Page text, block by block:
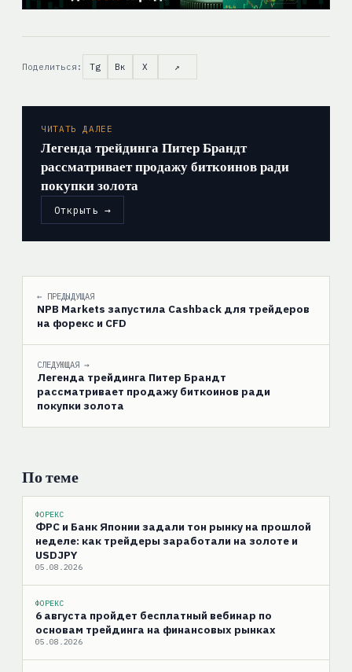
Поделиться: Tg Вк X ↗
ЧИТАТЬ ДАЛЕЕ
Легенда трейдинга Питер Брандт
рассматривает продажу биткоинов ради
покупки золота
Открыть →
← ПРЕДЫДУЩАЯ
NPB Markets запустила Cashback для трейдеров
на форекс и CFD
СЛЕДУЮЩАЯ →
Легенда трейдинга Питер Брандт
рассматривает продажу биткоинов ради
покупки золота
По теме
ФОРЕКС
ФРС и Банк Японии задали тон рынку на прошлой
неделе: как трейдеры заработали на золоте и
USDJPY
05.08.2026
ФОРЕКС
6 августа пройдет бесплатный вебинар по
основам трейдинга на финансовых рынках
05.08.2026